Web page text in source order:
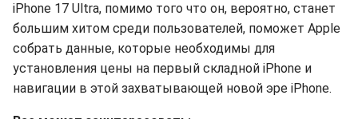
iPhone 17 Ultra, помимо того что он, вероятно, станет
большим хитом среди пользователей, поможет Apple
собрать данные, которые необходимы для
установления цены на первый складной iPhone и
навигации в этой захватывающей новой эре iPhone.